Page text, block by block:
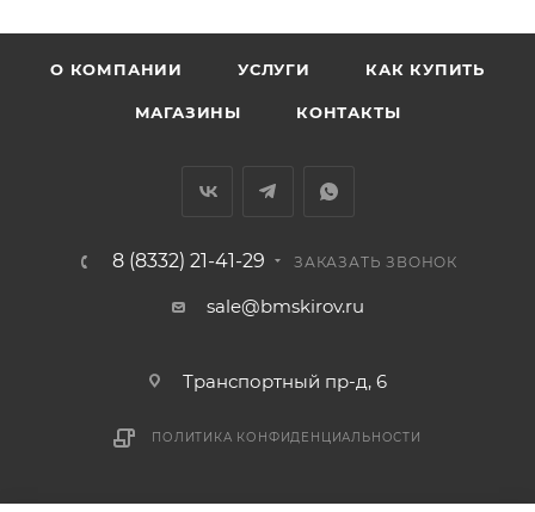
О КОМПАНИИ УСЛУГИ КАК КУПИТЬ
МАГАЗИНЫ КОНТАКТЫ
8 (8332) 21-41-29 ЗАКАЗАТЬ ЗВОНОК
sale@bmskirov.ru
Транспортный пр-д, 6
ПОЛИТИКА КОНФИДЕНЦИАЛЬНОСТИ